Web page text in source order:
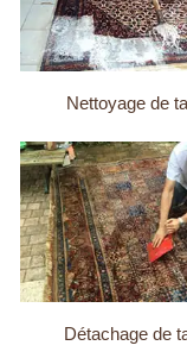
Nettoyage de
Détachage de